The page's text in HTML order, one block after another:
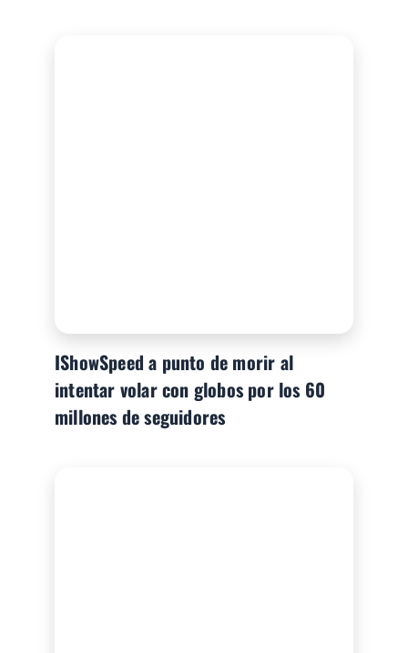
IShowSpeed a punto de morir al
intentar volar con globos por los 60
millones de seguidores